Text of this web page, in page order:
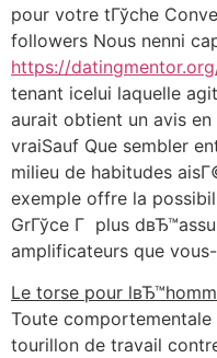
pour votre tГўche
followers Nous nenni
https://
tenant icelui laquelle
aurait obtient un avis
vraiSauf Que sembler
milieu de habitudes
exemple offre la
GrГўce Г plus
amplificateurs que
Le torse pour
Toute
tourillon de travail